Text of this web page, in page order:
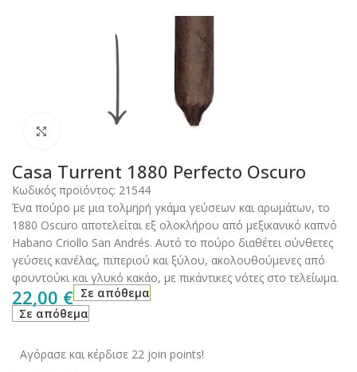
Casa Turrent 1880 Perfecto Oscuro
Κωδικός προϊόντος: 21544
Ένα πούρο με μια τολμηρή γκάμα γεύσεων και αρωμάτων, το
1880 Oscuro αποτελείται εξ ολοκλήρου από μεξικανικό καπνό
Habano Criollo San Andrés. Αυτό το πούρο διαθέτει σύνθετες
γεύσεις κανέλας, πιπεριού και ξύλου, ακολουθούμενες από
φουντούκι και γλυκό κακάο, με πικάντικες νότες στο τελείωμα.
22,00 € Σε απόθεμα
Σε απόθεμα
Αγόρασε και κέρδισε 22 join points!